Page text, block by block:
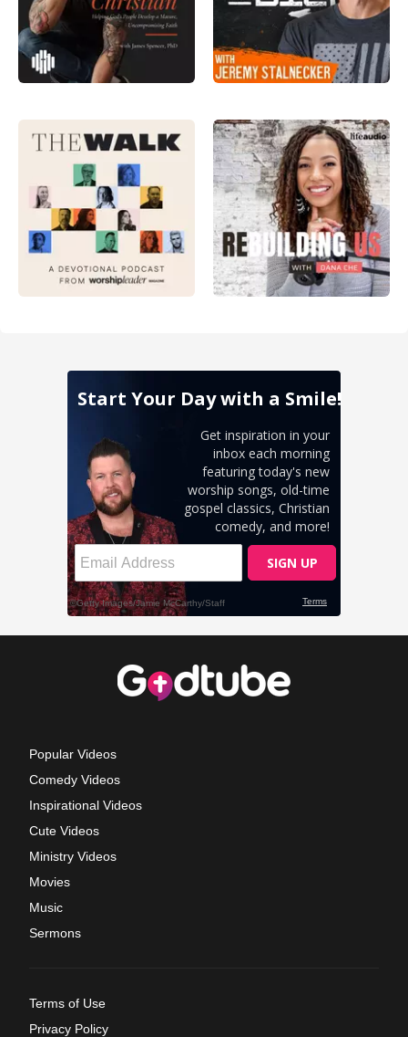
Popular Videos
Comedy Videos
Inspirational Videos
Cute Videos
Ministry Videos
Movies
Music
Sermons
Terms of Use
Privacy Policy